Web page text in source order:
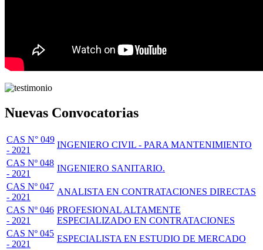
Nuevas Convocatorias
CAS N° 049
- 2021
INGENIERO CIVIL - PARA MANTENIMIENTO
CAS Nº 048
- 2021
INGENIERO SANITARIO.
CAS Nº 047
- 2021
ANALISTA EN CONTRATACIONES DIRECTAS
CAS Nº 046
- 2021
PROFESIONAL ALTAMENTE
ESPECIALIZADO EN CONTRATACIONES
CAS Nº 045
- 2021
ESPECIALISTA EN ESTUDIO DE MERCADO